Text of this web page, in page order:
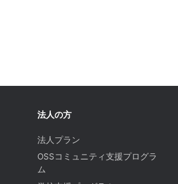
法人の方
法人プラン
OSSコミュニティ支援プログラ
ム